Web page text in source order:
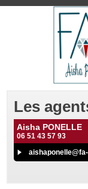
Les
Aisha PONELLE
06 51 43 57 93